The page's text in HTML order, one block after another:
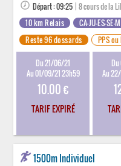
Départ : 09:25 | 8 cours de la
10 km Relais
CA-JU-ES-SE-
Reste 96 dossards
PPS ou
Du 21/06/21
Au 01/09/21 23h59
10.00 €
TARIF EXPIRÉ
Au
1500m Individuel